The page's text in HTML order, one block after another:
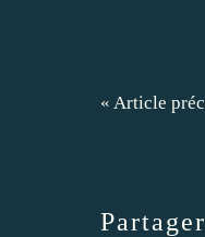
« Article